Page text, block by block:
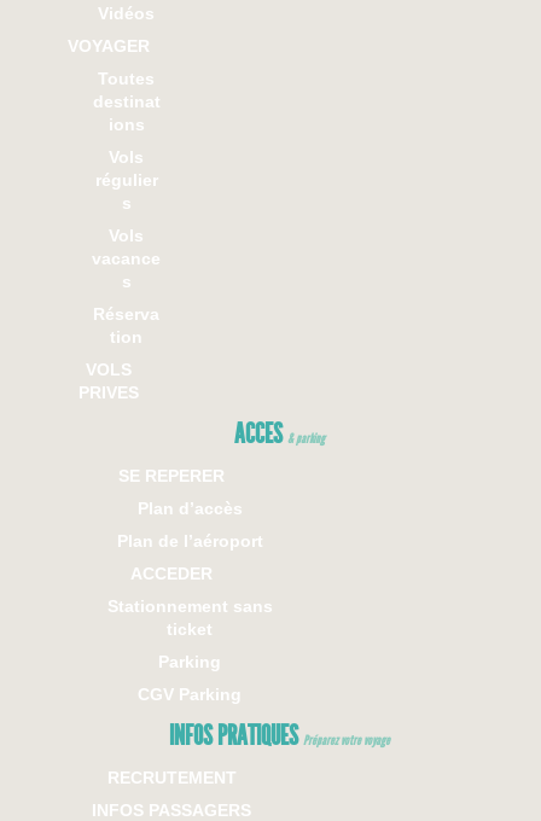
Vidéos
VOYAGER
Toutes
destinat
ions
Vols
régulier
s
Vols
vacance
s
Réserva
tion
VOLS
PRIVES
ACCES & parking
SE REPERER
Plan d’accès
Plan de l’aéroport
ACCEDER
Stationnement sans
ticket
Parking
CGV Parking
INFOS PRATIQUES Préparez votre voyage
RECRUTEMENT
INFOS PASSAGERS